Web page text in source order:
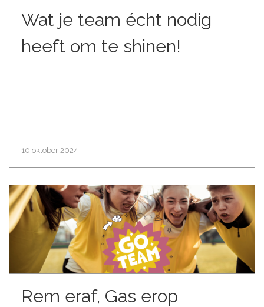
Wat je team écht nodig
heeft om te shinen!
10 oktober 2024
Rem eraf, Gas erop